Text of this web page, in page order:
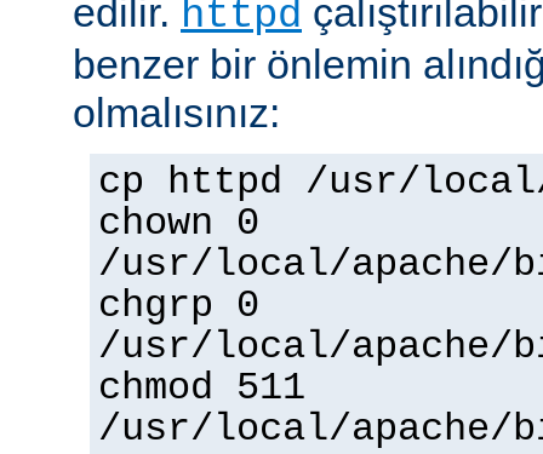
edilir. httpd
benzer bir önlemin
olmalısınız:
cp httpd /usr/
chown 0
/usr/local/apache/
chgrp 0
/usr/local/apache/
chmod 511
/usr/local/apache/